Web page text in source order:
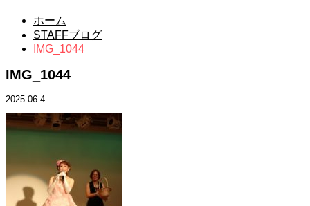
ホーム
STAFFブログ
IMG_1044
IMG_1044
2025.06.4